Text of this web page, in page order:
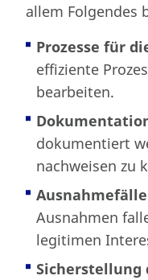
allem Folgendes
Prozesse für
effiziente
bearbeiten.
dokumentiert
nachweisen zu
Ausnahmen
legitimen
Sicherstellung